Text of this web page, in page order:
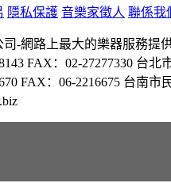
隱私保護 音樂家徵人 聯係我
-網路上最大的樂器服務提
FAX：02-27277330 台北
FAX：06-2216675 台南